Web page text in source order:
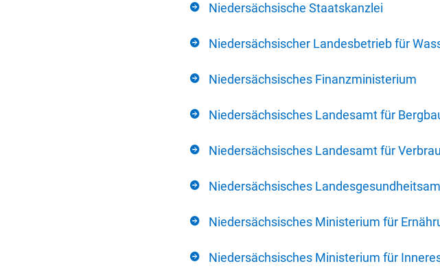
Niedersächsische Staatskanzlei
Niedersächsischer Landesbetrieb für
Niedersächsisches Finanzministerium
Niedersächsisches Landesamt für
Niedersächsisches Landesamt für
Niedersächsisches
Niedersächsisches Ministerium für
Niedersächsisches Ministerium für